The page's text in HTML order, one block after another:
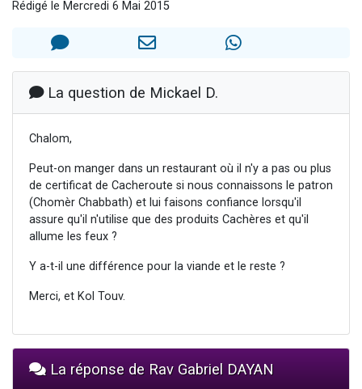
Dovan vient de donner son Maasser
Malgorzata vient de donner son Maasser
3 personnes viennent de nous rejoindre sur WhatsApp
Rédigé le Mercredi 6 Mai 2015
La question de Mickael D.
Chalom,
Peut-on manger dans un restaurant où il n'y a pas ou plus
de certificat de Cacheroute si nous connaissons le patron
(Chomèr Chabbath) et lui faisons confiance lorsqu'il
assure qu'il n'utilise que des produits Cachères et qu'il
allume les feux ?
Y a-t-il une différence pour la viande et le reste ?
Merci, et Kol Touv.
La réponse de Rav Gabriel DAYAN